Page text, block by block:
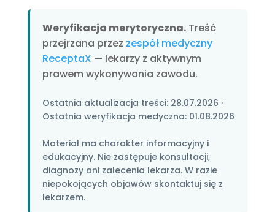
Weryfikacja merytoryczna.Treść
przejrzana przez zespół medyczny
ReceptaX — lekarzy z aktywnym
prawem wykonywania zawodu.
Ostatnia aktualizacja treści: 28.07.2026 ·
Ostatnia weryfikacja medyczna: 01.08.2026
Materiał ma charakter informacyjny i
edukacyjny. Nie zastępuje konsultacji,
diagnozy ani zalecenia lekarza. W razie
niepokojących objawów skontaktuj się z
lekarzem.